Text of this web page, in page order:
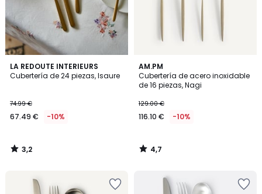
LA REDOUTE INTERIEURS
Cubertería de 24 piezas, Isaure
74.99 €
67.49 € -10%
3,2
/ 5
3,2
/
AM.PM
Cubertería de acero inoxidable
de 16 piezas, Nagi
129.00 €
116.10 € -10%
4,7
/ 5
4,7
/